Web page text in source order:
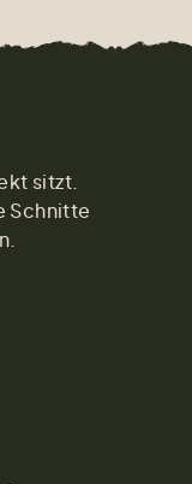
sitzt.
Schnitte